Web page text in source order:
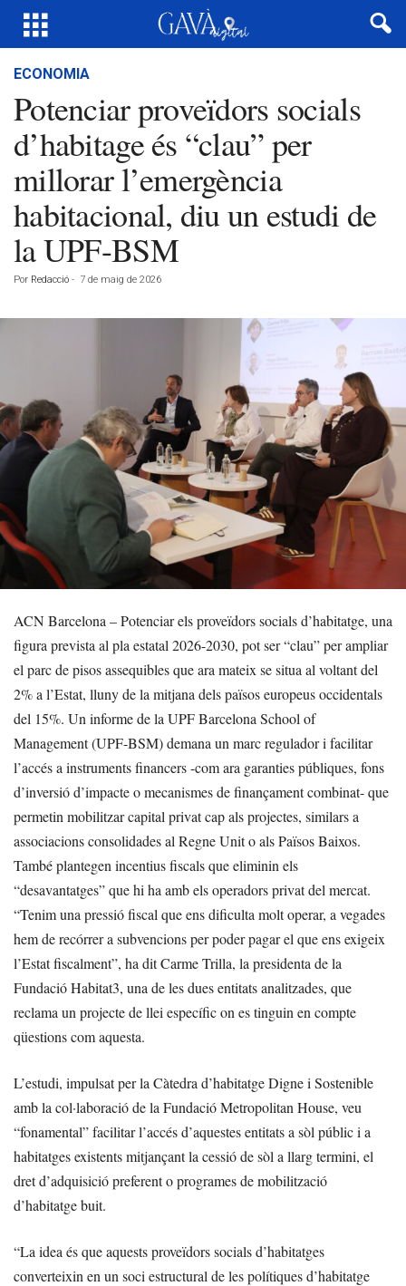
ECONOMIA
Potenciar proveïdors socials
d’habitage és “clau” per
millorar l’emergència
habitacional, diu un estudi de
la UPF-BSM
Por Redacció - 7 de maig de 2026
ACN Barcelona – Potenciar els proveïdors socials d’habitatge, una
figura prevista al pla estatal 2026-2030, pot ser “clau” per ampliar
el parc de pisos assequibles que ara mateix se situa al voltant del
2% a l’Estat, lluny de la mitjana dels països europeus occidentals
del 15%. Un informe de la UPF Barcelona School of
Management (UPF-BSM) demana un marc regulador i facilitar
l’accés a instruments financers -com ara garanties públiques, fons
d’inversió d’impacte o mecanismes de finançament combinat- que
permetin mobilitzar capital privat cap als projectes, similars a
associacions consolidades al Regne Unit o als Països Baixos.
També plantegen incentius fiscals que eliminin els
“desavantatges” que hi ha amb els operadors privat del mercat.
“Tenim una pressió fiscal que ens dificulta molt operar, a vegades
hem de recórrer a subvencions per poder pagar el que ens exigeix
l’Estat fiscalment”, ha dit Carme Trilla, la presidenta de la
Fundació Habitat3, una de les dues entitats analitzades, que
reclama un projecte de llei específic on es tinguin en compte
qüestions com aquesta.
L’estudi, impulsat per la Càtedra d’habitatge Digne i Sostenible
amb la col·laboració de la Fundació Metropolitan House, veu
“fonamental” facilitar l’accés d’aquestes entitats a sòl públic i a
habitatges existents mitjançant la cessió de sòl a llarg termini, el
dret d’adquisició preferent o programes de mobilització
d’habitatge buit.
“La idea és que aquests proveïdors socials d’habitatges
converteixin en un soci estructural de les polítiques d’habitatge